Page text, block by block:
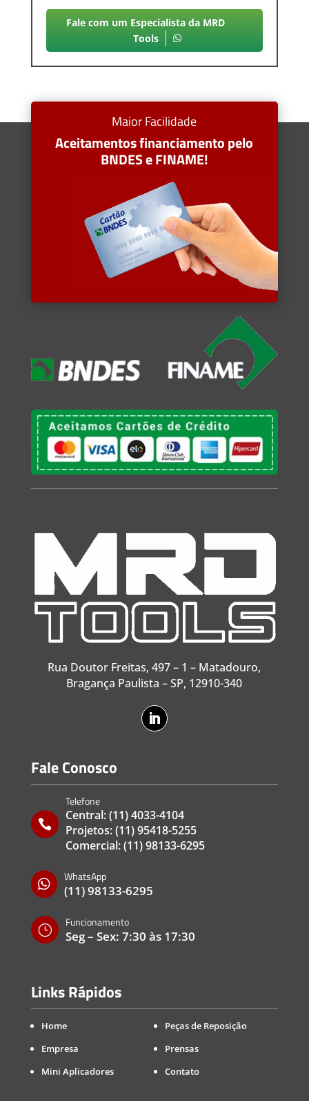
Fale com um Especialista da MRD
Tools
Maior Facilidade
Aceitamentos financiamento pelo
BNDES e FINAME!
Rua Doutor Freitas, 497 – 1 – Matadouro,
Bragança Paulista – SP, 12910-340
Fale Conosco

Telefone
Central:(11) 4033-4104
Projetos:(11) 95418-5255
Comercial:(11) 98133-6295

WhatsApp
(11) 98133-6295
}
Funcionamento
Seg – Sex: 7:30 às 17:30
Links Rápidos
Home
Empresa
Mini Aplicadores
Peças de Reposição
Prensas
Contato